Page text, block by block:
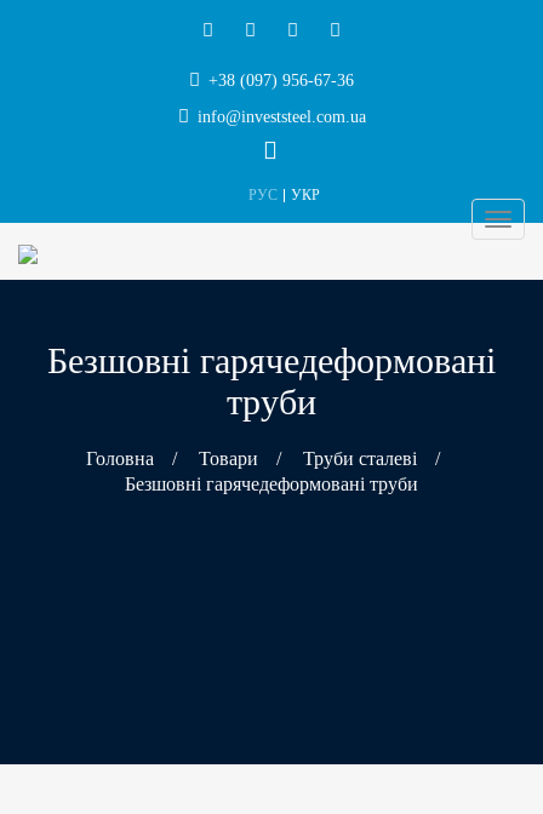
+38 (097) 956-67-36
info@investsteel.com.ua
РУС УКР
Безшовні гарячедеформовані
труби
Головна / Товари / Труби сталеві
/
Безшовні гарячедеформовані труби